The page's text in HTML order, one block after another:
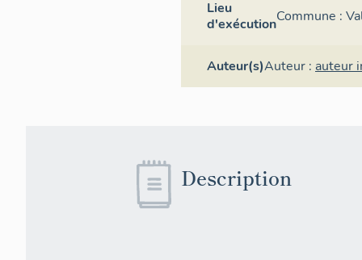
Lieu
d'exécutionCommune :
Auteur(s)Auteur : auteur
Description